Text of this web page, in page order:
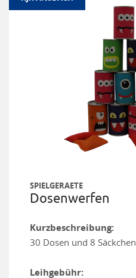
SPIELGERAETE
Dosenwerfen
Kurzbeschreibung:
30 Dosen und 8 Säckchen
Leihgebühr: